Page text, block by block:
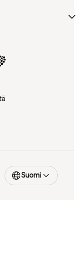
Suomi